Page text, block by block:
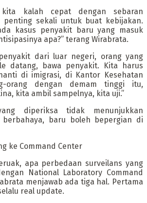
kita kalah cepat dengan sebaran
penting sekali untuk buat kebijakan.
kasus penyakit baru yang masuk
apa?” terang Wirabrata.
dari luar negeri, orang yang
datang, bawa penyakit. Kita harus
di imigrasi, di Kantor Kesehatan
orang dengan demam tinggi itu,
kita ambil sampelnya, kita uji.”
diperiksa tidak menunjukkan
berbahaya, baru boleh bepergian di
ke Command Center
apa perbedaan surveilans yang
National Laboratory Command
menjawab ada tiga hal. Pertama
real update.